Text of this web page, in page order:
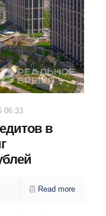
06:33
в
Read more